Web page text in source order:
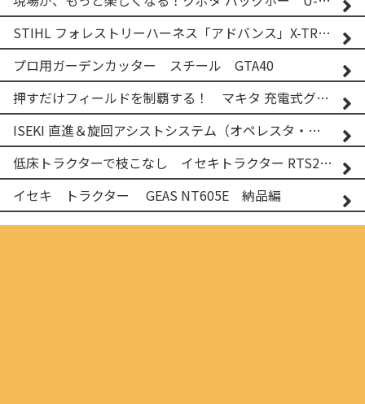
STIHL フォレストリーハーネス「アドバンス」X-TREEm
プロ用ガーデンカッター スチール GTA40
押すだけフィールドを制覇する！ マキタ 充電式グランドトリマー MUG001G
ISEKI 直進＆旋回アシストシステム（オペレスタ・ターン）搭載 イセキ 乗用田植機 PRJ8D-ZJL
低床トラクターで枝こなし イセキトラクター RTS205NS & フレールモア FNC1202F
イセキ トラクター GEAS NT605E 納品編